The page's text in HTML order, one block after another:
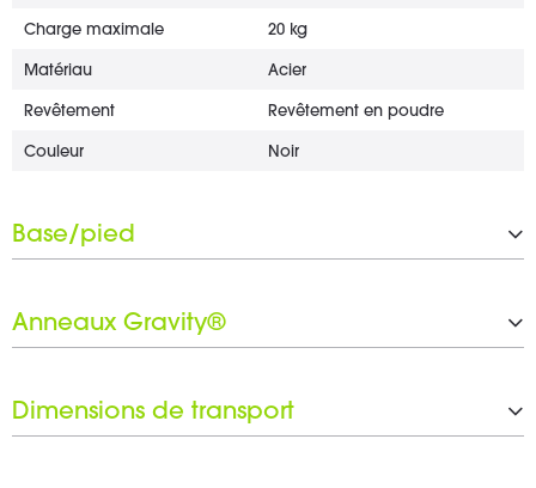
Charge maximale 20 kg
Matériau Acier
Revêtement Revêtement en poudre
Couleur Noir
Base/pied
Matériau
Couleur Noir
Anneaux Gravity®
Jeu d'anneaux noirs inclus Oui
Dimensions de transport